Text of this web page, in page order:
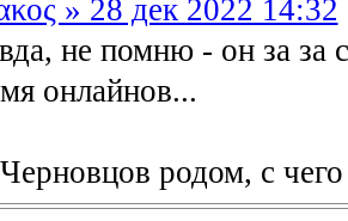
» 28 дек 2022 14:32
не помню - он за за
онлайнов...
родом, с